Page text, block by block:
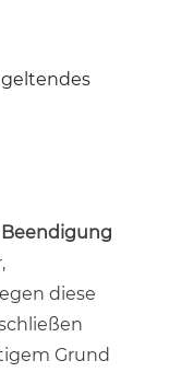
geltendes
Beendigung
diese
Grund